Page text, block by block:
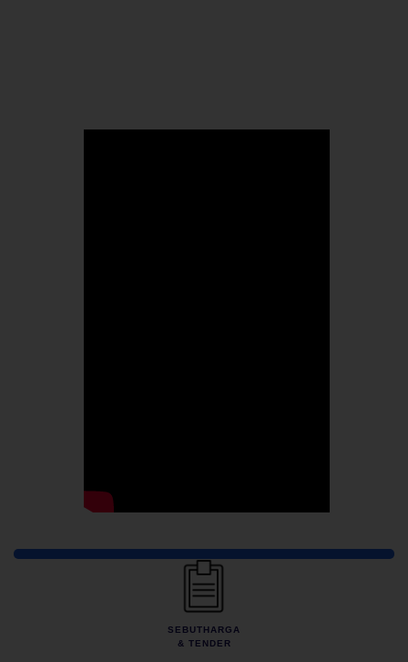
Pautan Pantas
SEBUTHARGA
& TENDER